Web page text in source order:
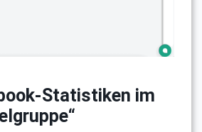
Statistiken im